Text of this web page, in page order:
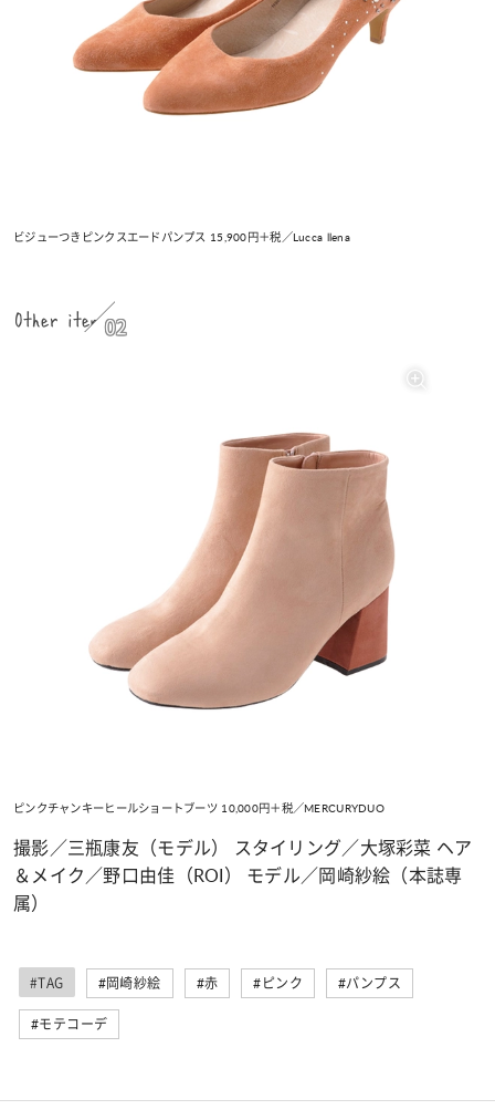
ビジューつきピンクスエードパンプス 15,900円＋税／Lucca llena
Other item 02
ピンクチャンキーヒールショートブーツ 10,000円＋税／MERCURYDUO
撮影／三瓶康友（モデル） スタイリング／大塚彩菜 ヘア
＆メイク／野口由佳（ROI） モデル／岡崎紗絵（本誌専
属）
#TAG #岡崎紗絵 #赤 #ピンク #パンプス
#モテコーデ